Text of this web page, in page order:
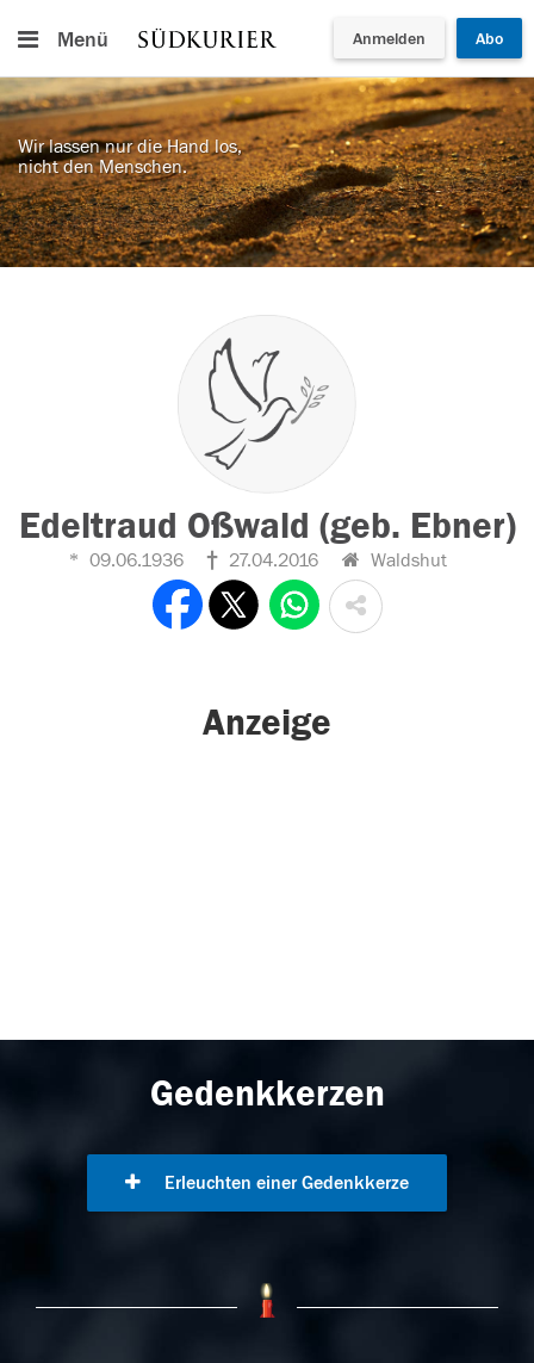
Menü Anmelden Abo
Wir lassen nur die Hand los,
nicht den Menschen.
Edeltraud Oßwald (geb. Ebner)
09.06.1936 27.04.2016 Waldshut
Anzeige
Gedenkkerzen
Erleuchten einer Gedenkkerze